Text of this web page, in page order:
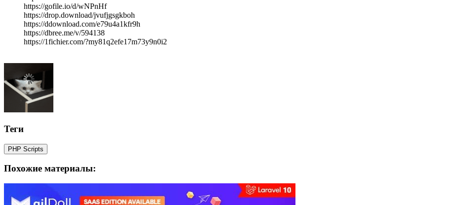
https://gofile.io/d/wNPnHf
https://drop.download/jvufjgsgkboh
https://ddownload.com/e79u4a1kfr9h
https://dbree.me/v/594138
https://1fichier.com/?my81q2efe17m73y9n0i2
Теги
PHP Scripts
Похожие материалы: